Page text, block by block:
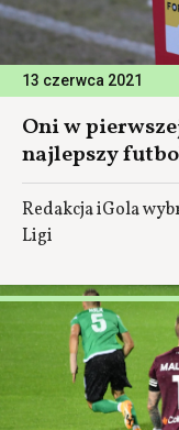
13 czerwca 2021
Oni w
najlepszy
Redakcja iGola
Ligi